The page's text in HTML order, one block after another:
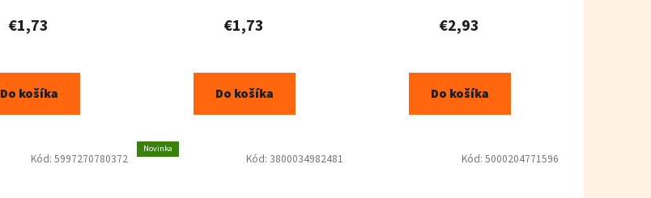
€1,73
Do košíka
€1,73
Do košíka
€2,93
Do košíka
Kód: 5997270780372
Novinka
Kód: 3800034982481 Kód: 5000204771596